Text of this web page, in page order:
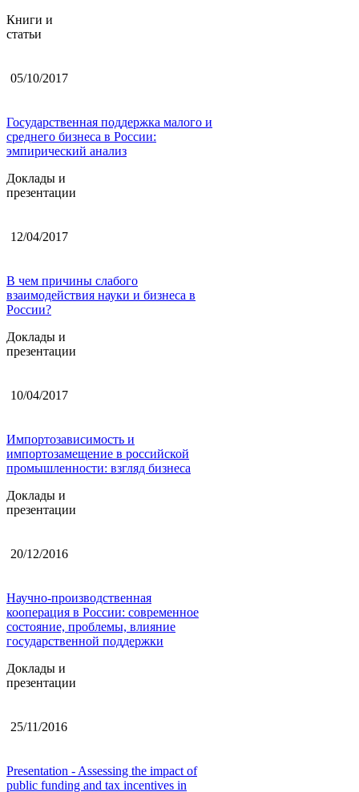
Книги и
статьи
05/10/2017
Государственная поддержка малого и
среднего бизнеса в России:
эмпирический анализ
Доклады и
презентации
12/04/2017
В чем причины слабого
взаимодействия науки и бизнеса в
России?
Доклады и
презентации
10/04/2017
Импортозависимость и
импортозамещение в российской
промышленности: взгляд бизнеса
Доклады и
презентации
20/12/2016
Научно-производственная
кооперация в России: современное
состояние, проблемы, влияние
государственной поддержки
Доклады и
презентации
25/11/2016
Presentation - Assessing the impact of
public funding and tax incentives in